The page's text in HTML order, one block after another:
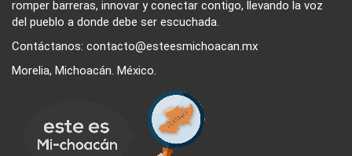
romper barreras, innovar y conectar contigo, llevando la voz
del pueblo a donde debe ser escuchada.
Contáctanos: contacto@esteesmichoacan.mx
Morelia, Michoacán. México.